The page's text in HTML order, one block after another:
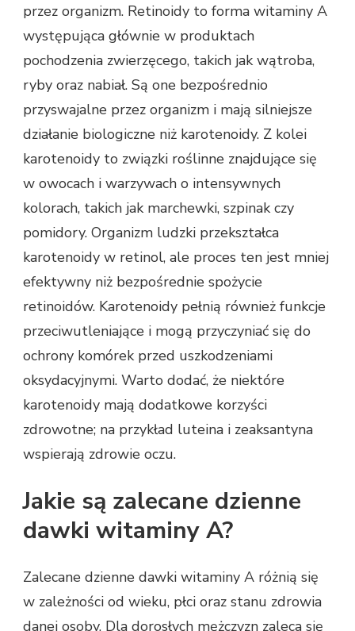
przez organizm. Retinoidy to forma witaminy A
występująca głównie w produktach
pochodzenia zwierzęcego, takich jak wątroba,
ryby oraz nabiał. Są one bezpośrednio
przyswajalne przez organizm i mają silniejsze
działanie biologiczne niż karotenoidy. Z kolei
karotenoidy to związki roślinne znajdujące się
w owocach i warzywach o intensywnych
kolorach, takich jak marchewki, szpinak czy
pomidory. Organizm ludzki przekształca
karotenoidy w retinol, ale proces ten jest mniej
efektywny niż bezpośrednie spożycie
retinoidów. Karotenoidy pełnią również funkcje
przeciwutleniające i mogą przyczyniać się do
ochrony komórek przed uszkodzeniami
oksydacyjnymi. Warto dodać, że niektóre
karotenoidy mają dodatkowe korzyści
zdrowotne; na przykład luteina i zeaksantyna
wspierają zdrowie oczu.
Jakie są zalecane dzienne
dawki witaminy A?
Zalecane dzienne dawki witaminy A różnią się
w zależności od wieku, płci oraz stanu zdrowia
danej osoby. Dla dorosłych mężczyzn zaleca się